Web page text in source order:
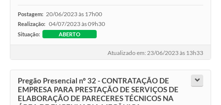
Postagem: 20/06/2023 às 17h00
Realização: 04/07/2023 às 09h30
Situação: ABERTO
Atualizado em: 23/06/2023 às 13h33
Pregão Presencial nº 32 - CONTRATAÇÃO DE
EMPRESA PARA PRESTAÇÃO DE SERVIÇOS DE
ELABORAÇÃO DE PARECERES TÉCNICOS NA